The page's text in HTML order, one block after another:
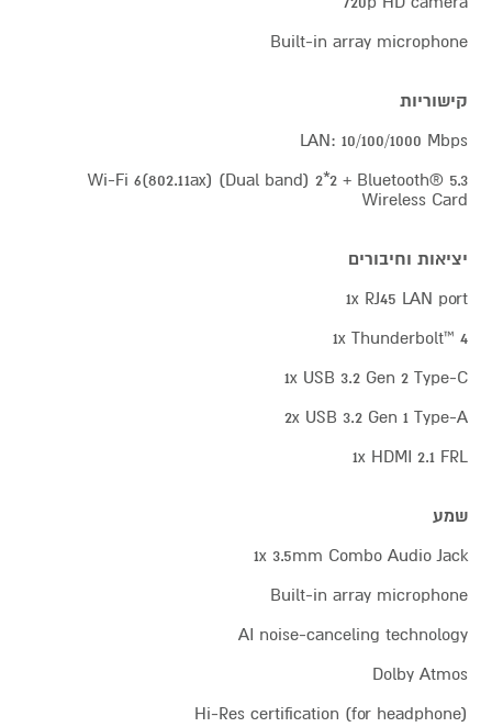
Built-in array microphone
קישוריות
LAN: 10/100/1000 Mbps
Wi-Fi 6(802.11ax) (Dual band) 2*2 + Bluetooth® 5.3
Wireless Card
יציאות וחיבורים
1x RJ45 LAN port
1x Thunderbolt™ 4
1x USB 3.2 Gen 2 Type-C
2x USB 3.2 Gen 1 Type-A
1x HDMI 2.1 FRL
שמע
1x 3.5mm Combo Audio Jack
Built-in array microphone
AI noise-canceling technology
Dolby Atmos
Hi-Res certification (for headphone)